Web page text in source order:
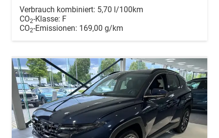
Verbrauch kombiniert: 5,70 l/100km
CO2-Klasse: F
CO2-Emissionen: 169,00 g/km